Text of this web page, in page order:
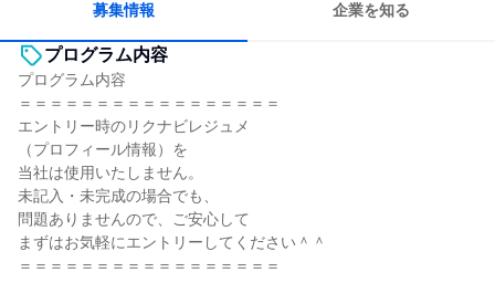
募集情報 企業を知る
プログラム内容
プログラム内容
＝＝＝＝＝＝＝＝＝＝＝＝＝＝＝＝＝
エントリー時のリクナビレジュメ
（プロフィール情報）を
当社は使用いたしません。
未記入・未完成の場合でも、
問題ありませんので、ご安心して
まずはお気軽にエントリーしてください＾＾
＝＝＝＝＝＝＝＝＝＝＝＝＝＝＝＝＝